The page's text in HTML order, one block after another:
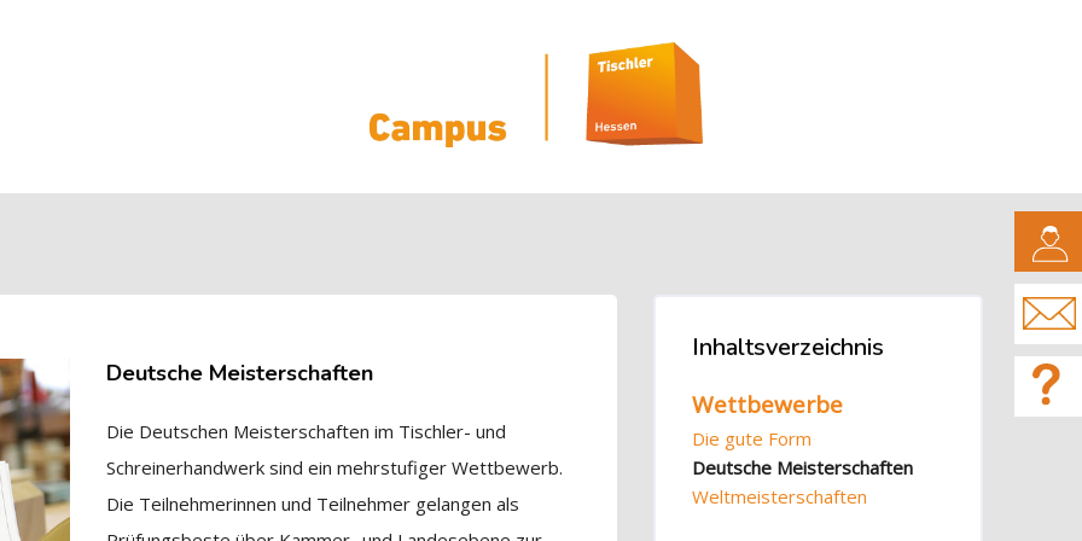
Deutsche Meisterschaften
Die Deutschen Meisterschaften im Tischler- und
Schreinerhandwerk sind ein mehrstufiger Wettbewerb.
Die Teilnehmerinnen und Teilnehmer gelangen als
Inhaltsverzeichnis überspringen
Inhaltsverzeichnis
Wettbewerbe
Die gute Form
Deutsche Meisterschaften
Weltmeisterschaften